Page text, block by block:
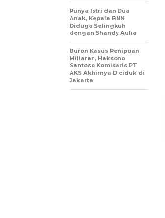
Punya Istri dan Dua
Anak, Kepala BNN
Diduga Selingkuh
dengan Shandy Aulia
Buron Kasus Penipuan
Miliaran, Haksono
Santoso Komisaris PT
AKS Akhirnya Diciduk di
Jakarta